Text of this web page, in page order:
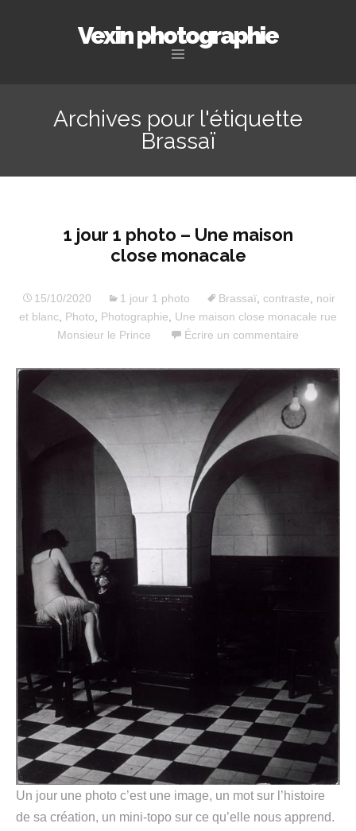
Vexin photographie
contenu
principal
Archives pour l'étiquette
Brassaï
1 jour 1 photo – Une maison
close monacale
15/10/2020 1 jour 1 photo Brassaï, contraste
noir
et blanc Photo Photographie
Une maison close monacale rue
Monsieur le Prince
Écrire un commentaire
Un jour une photo c’est une image, un mot sur l’histoire
de sa création, un mini-topo sur ce qu’elle nous apprend.